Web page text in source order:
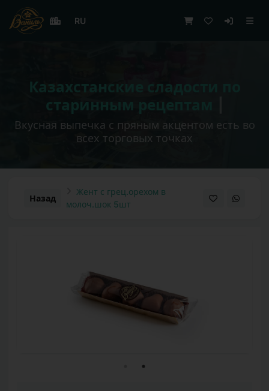
RU
Пряное печенье и свежая выпечка во всех
уголках сети